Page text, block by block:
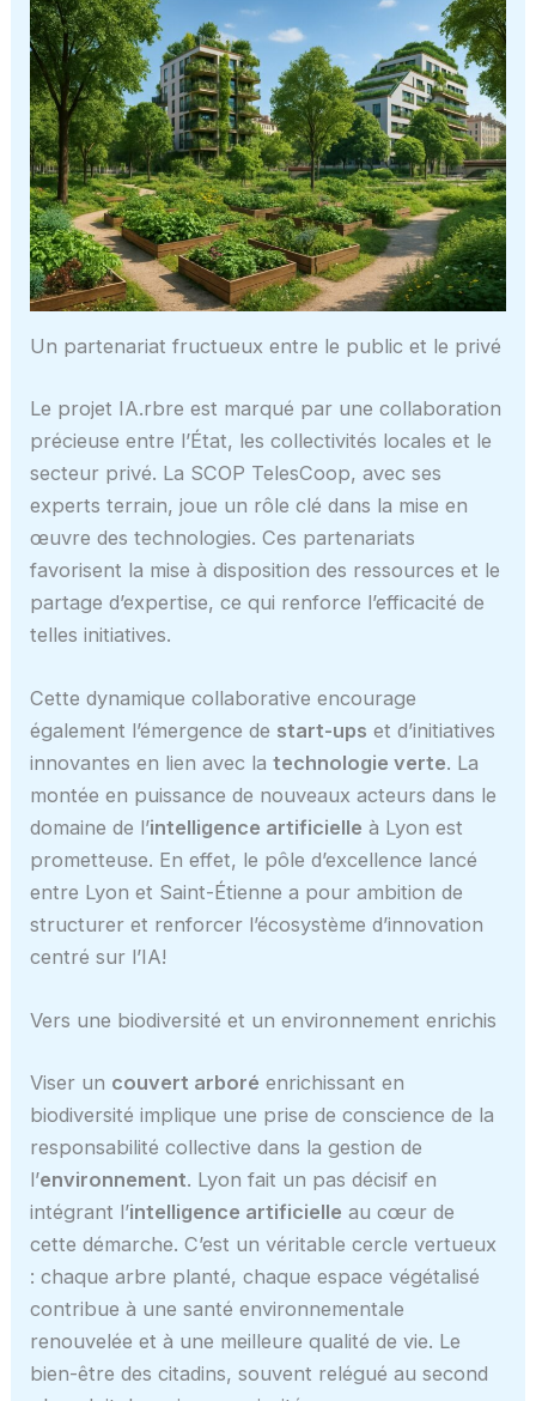
Un partenariat fructueux entre le public et le privé
Le projet IA.rbre est marqué par une collaboration
précieuse entre l’État, les collectivités locales et le
secteur privé. La SCOP TelesCoop, avec ses
experts terrain, joue un rôle clé dans la mise en
œuvre des technologies. Ces partenariats
favorisent la mise à disposition des ressources et le
partage d’expertise, ce qui renforce l’efficacité de
telles initiatives.
Cette dynamique collaborative encourage
également l’émergence de start-ups et d’initiatives
innovantes en lien avec latechnologie verte. La
montée en puissance de nouveaux acteurs dans le
domaine de l’intelligence artificielle à Lyon est
prometteuse. En effet, le pôle d’excellence lancé
entre Lyon et Saint-Étienne a pour ambition de
structurer et renforcer l’écosystème d’innovation
centré sur l’IA!
Vers une biodiversité et un environnement enrichis
Viser un couvert arboré enrichissant en
biodiversité implique une prise de conscience de la
responsabilité collective dans la gestion de
l’environnement. Lyon fait un pas décisif en
intégrant l’intelligence artificielle au cœur de
cette démarche. C’est un véritable cercle vertueux
: chaque arbre planté, chaque espace végétalisé
contribue à une santé environnementale
renouvelée et à une meilleure qualité de vie. Le
bien-être des citadins, souvent relégué au second